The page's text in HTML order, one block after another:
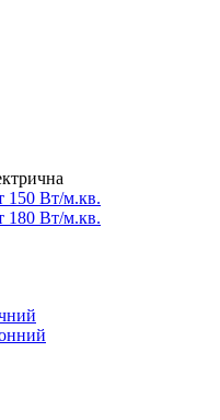
150 Вт/м.кв.
180 Вт/м.кв.